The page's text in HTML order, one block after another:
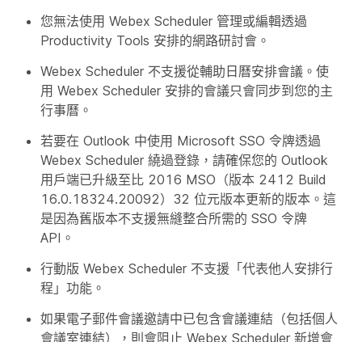
您無法使用 Webex Scheduler 管理或編輯透過
Productivity Tools 安排的網路研討會。
Webex Scheduler 不支援從輔助日曆安排會議。使
用 Webex Scheduler 安排的會議只會同步到您的主
行事曆。
若要在 Outlook 中使用 Microsoft SSO 令牌透過
Webex Scheduler 繞過登錄，請確保您的 Outlook
用戶端已升級至比 2016 MSO（版本 2412 Build
16.0.18324.20092）32 位元版本更新的版本。這
是因為舊版本不支援無縫整合所需的 SSO 令牌
API。
行動版 Webex Scheduler 不支援「代表他人安排行
程」功能。
如果電子郵件會議邀請中已包含會議連結（包括個人
會議室連結），則會阻止 Webex Scheduler 新增會